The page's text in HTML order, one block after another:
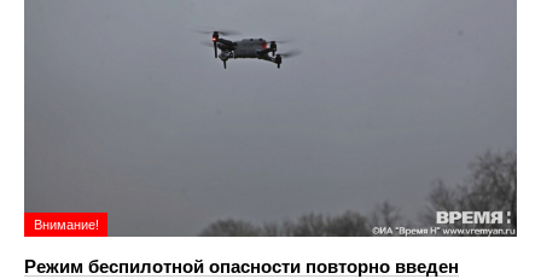
Внимание!
Режим беспилотной опасности повторно введен